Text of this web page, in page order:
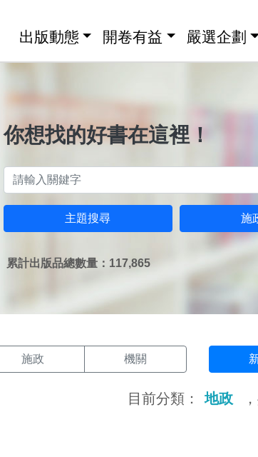
出版動態 開卷有益 嚴選企劃
你想找的好書在這裡！
主題搜尋 施
累計出版品總數量：117,865
施政 機關
目前分類： 地政